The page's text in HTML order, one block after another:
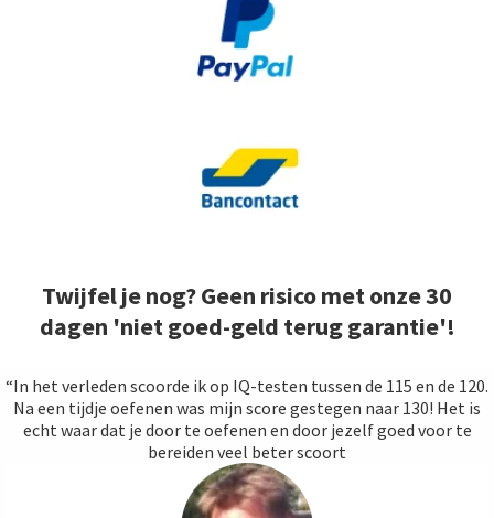
Twijfel je nog? Geen risico met onze 30
dagen 'niet goed-geld terug garantie'!
“In het verleden scoorde ik op IQ-testen tussen de 115 en de 120.
Na een tijdje oefenen was mijn score gestegen naar 130! Het is
echt waar dat je door te oefenen en door jezelf goed voor te
bereiden veel beter scoort